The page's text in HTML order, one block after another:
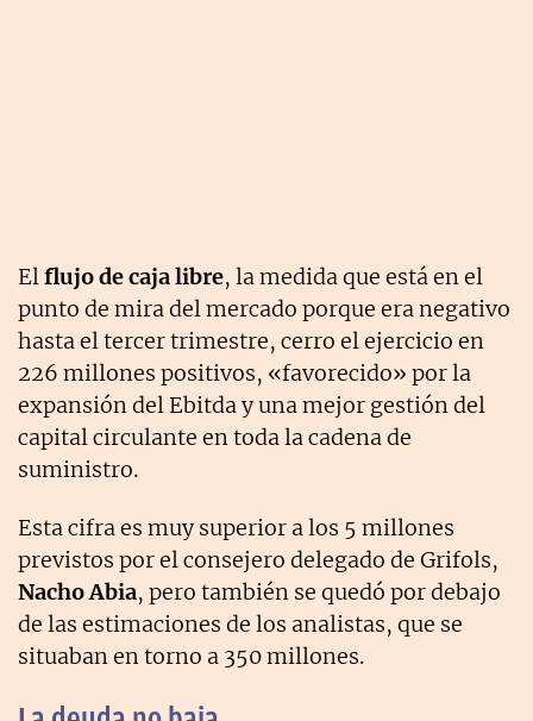
Elflujo de caja libre, la medida que está en el
punto de mira del mercado porque era negativo
hasta el tercer trimestre, cerro el ejercicio en
226 millones positivos, «favorecido» por la
expansión del Ebitda y una mejor gestión del
capital circulante en toda la cadena de
suministro.
Esta cifra es muy superior a los 5 millones
previstos por el consejero delegado de Grifols,
Nacho Abia, pero también se quedó por debajo
de las estimaciones de los analistas, que se
situaban en torno a 350 millones.